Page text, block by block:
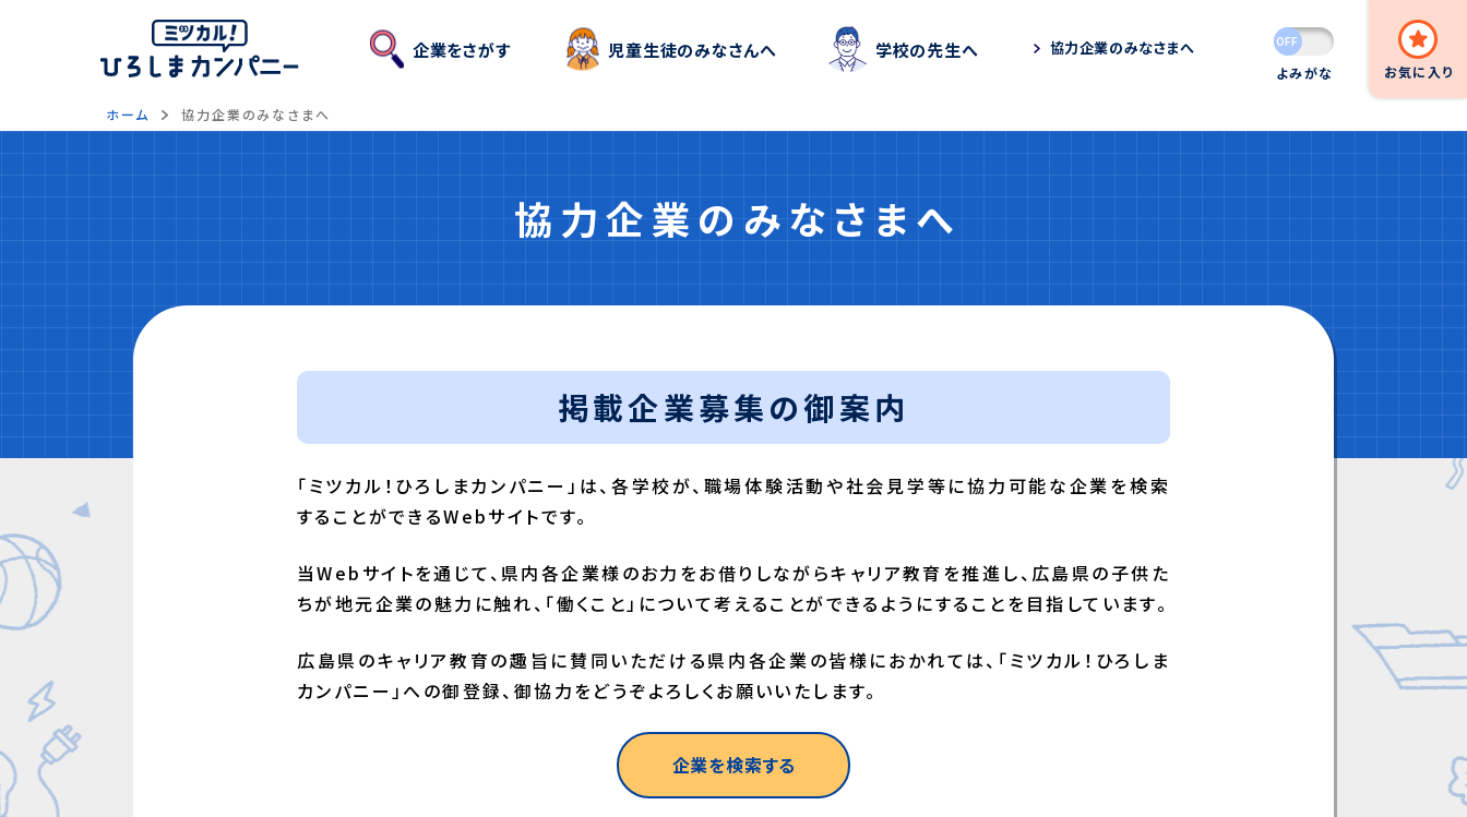
企業をさがす 児童生徒のみなさんへ 学校の先生へ 協力企業のみなさまへ
よみがな お気に 入 り
ホーム 協力企業のみなさまへ
協力企業のみなさまへ
掲載企業募集の御案内
「ミツカル！ひろしまカンパニー」は、各学校が、職場体験活動や社会見学等に協力可能な企業を検索
することができるWebサイトです。
当Webサイトを通じて、県内各企業様のお力をお借りしながらキャリア教育を推進し、広島県の子供た
ちが地元企業の魅力に触れ、「働くこと」について考えることができるようにすることを目指しています。
広島県のキャリア教育の趣旨に賛同いただける県内各企業の皆様におかれては、「ミツカル！ひろしま
カンパニー」への御登録、御協力をどうぞよろしくお願いいたします。
企業を検索する